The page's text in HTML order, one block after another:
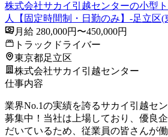
株式会社サカイ引越センターの小型
人【固定時間制・日勤のみ】-足立区(
月給 280,000円〜450,000円
トラックドライバー
東京都足立区
株式会社サカイ引越センター
仕事内容
業界No.1の実績を誇るサカイ引越セ
募集中！当社は上場しており、優良
だいているため、従業員の皆さんが